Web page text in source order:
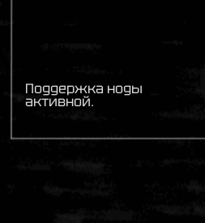
Поддержка ноды
активной.